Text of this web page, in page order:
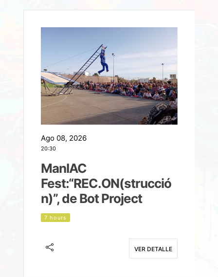
Ago 08, 2026
20:30
ManIAC
Fest:“REC.ON(strucció
n)”, de Bot Project
7 hours
VER DETALLE